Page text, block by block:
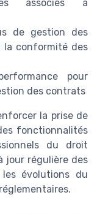
associés à
de gestion des
la conformité des
pour
des contrats
la prise de
fonctionnalités
du droit
jour régulière des
évolutions du